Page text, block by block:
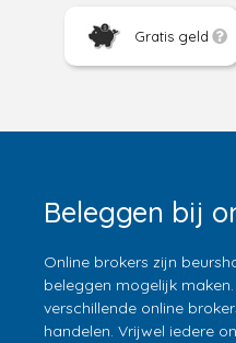
Gratis geld
Beleggen bij
Online brokers zijn
beleggen mogelijk
verschillende online
handelen. Vrijwel iedere